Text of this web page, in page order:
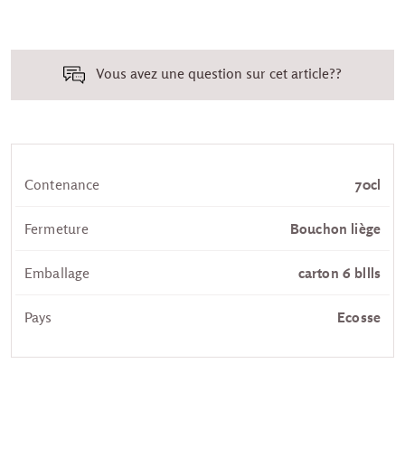
Vous avez une question sur cet article??
Contenance 70cl
Fermeture Bouchon liège
Emballage carton 6 bllls
Pays Ecosse